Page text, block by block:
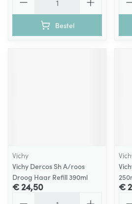
Bestel
Vichy
Vichy Dercos Sh A/roos
Droog Haar Refill 390ml
€ 24,50 €